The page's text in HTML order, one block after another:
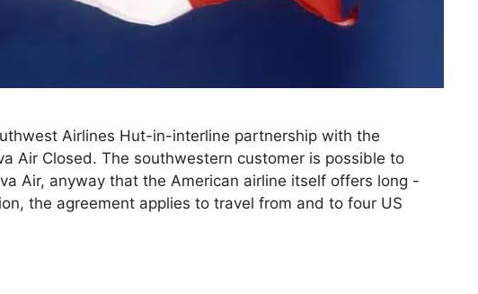
Airlines Hut-in-interline partnership with the
Air Closed. The southwestern customer is possible to
Air, anyway that the American airline itself offers long -
the agreement applies to travel from and to four US